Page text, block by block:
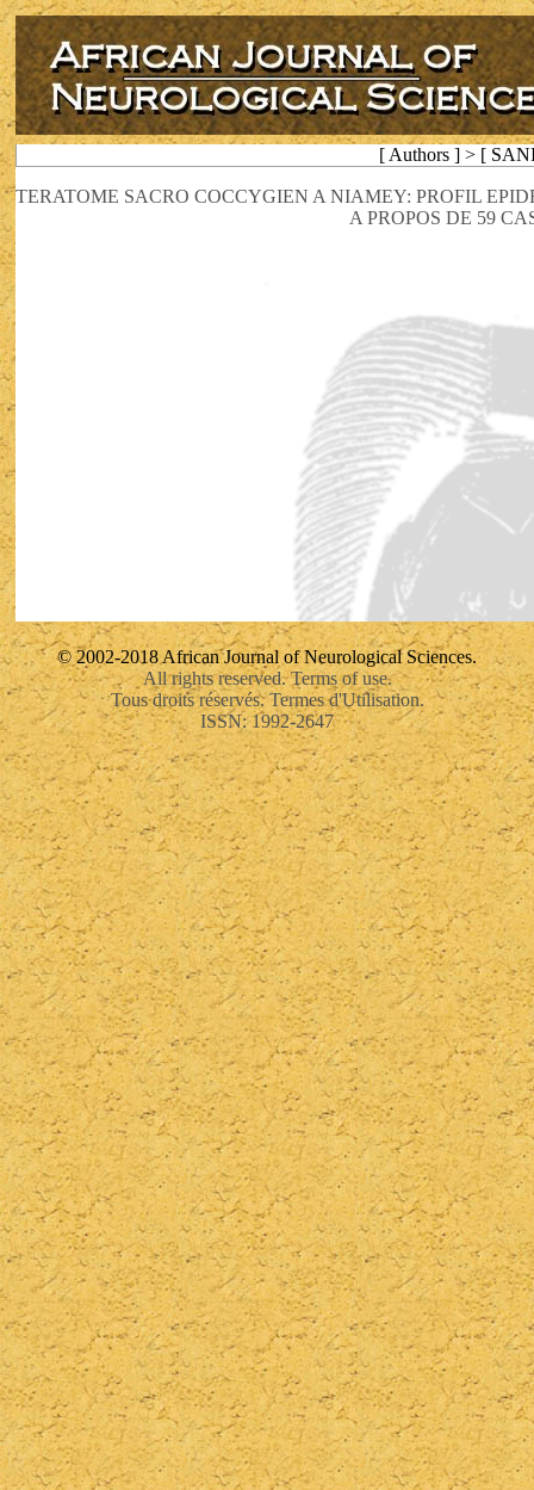
[ Authors ] > [
TERATOME SACRO COCCYGIEN A NIAMEY: PROFIL
A PROPOS DE 59
© 2002-2018 African Journal of Neurological Sciences.
All rights reserved. Terms of use.
Tous droits réservés. Termes d'Utilisation.
ISSN: 1992-2647